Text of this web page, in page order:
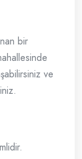
bir
ve